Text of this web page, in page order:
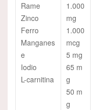
Rame
Zinco
Ferro
Manganes
e
Iodio
L-carnitina
1.000
mg
1.000
mcg
5 mg
65 m
g
50 m
g